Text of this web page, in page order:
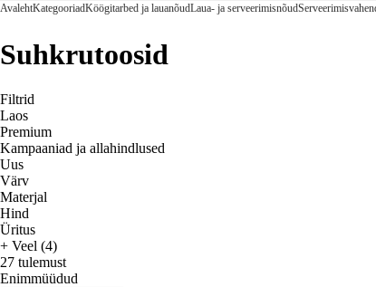
AvalehtKategooriadKöögitarbed ja lauanõudLaua- ja serveerimisnõud
Suhkrutoosid
Filtrid
Laos
Premium
Kampaaniad ja allahindlused
Uus
Värv
Materjal
Hind
Üritus
+ Veel (4)
27 tulemust
Enimmüüdud